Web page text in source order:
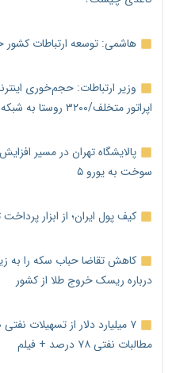
هاشمی: توسعه ارتباطات
وزیر ارتباطات: حجم‌خوری
اپراتور متخلف/۳۲۰۰ روستا به شبکه ارتباطی متصل شد
پالایشگاه تهران در مسیر
سوخت به یورو ۵
کیف پول ایران؛ از ابزار
درباره ریسک خروج طلا از کشور
۷ میلیارد دلار از تسهیلات
مطالبات نفتی ۷۸ درصد + فیلم